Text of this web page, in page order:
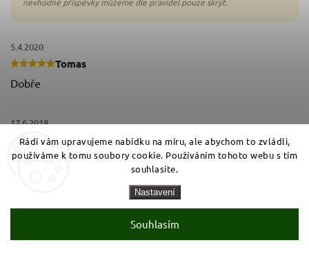
Rádi vám upravujeme nabídku na míru, ale abychom to zvládli,
používáme k tomu soubory cookie. Používáním tohoto webu s tím
souhlasíte.
Nastavení
Souhlasím
Tomas
5.4.2020
Dobře
Josef
17.6.2018
Lepsi nez česky vyrobek